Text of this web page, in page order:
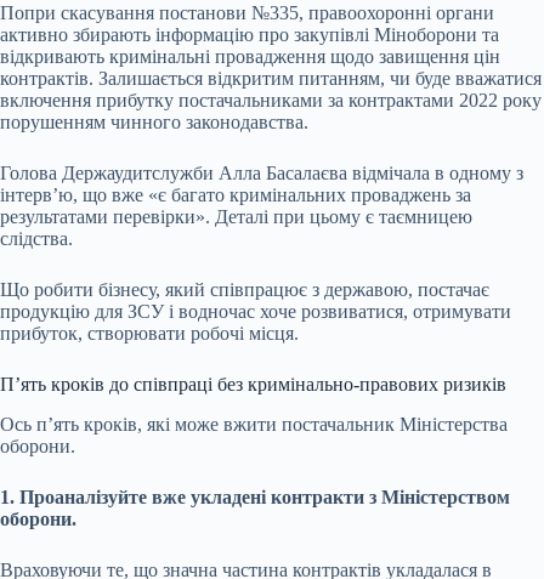
Попри скасування постанови №335, правоохоронні органи
активно збирають інформацію про закупівлі Міноборони та
відкривають кримінальні провадження щодо завищення цін
контрактів. Залишається відкритим питанням, чи буде вважатися
включення прибутку постачальниками за контрактами 2022 року
порушенням чинного законодавства.
Голова Держаудитслужби Алла Басалаєва відмічала в одному з
інтерв’ю, що вже «є багато кримінальних проваджень за
результатами перевірки». Деталі при цьому є таємницею
слідства.
Що робити бізнесу, який співпрацює з державою, постачає
продукцію для ЗСУ і водночас хоче розвиватися, отримувати
прибуток, створювати робочі місця.
П’ять кроків до співпраці без кримінально-правових ризиків
Ось п’ять кроків, які може вжити постачальник Міністерства
оборони.
1. Проаналізуйте вже укладені контракти з Міністерством
оборони.
Враховуючи те, що значна частина контрактів укладалася в